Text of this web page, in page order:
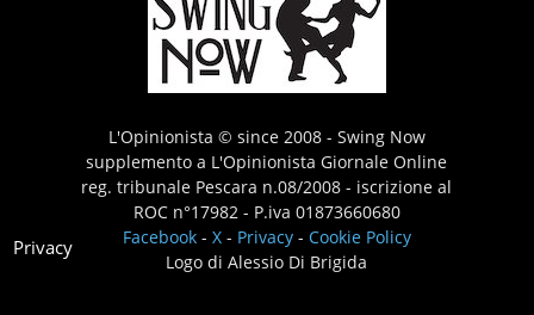
L'Opinionista © since 2008 - Swing Now
supplemento a L'Opinionista Giornale Online
reg. tribunale Pescara n.08/2008 - iscrizione al
ROC n°17982 - P.iva 01873660680
Facebook- X- Privacy- Cookie Policy
Logo di Alessio Di Brigida
Privacy